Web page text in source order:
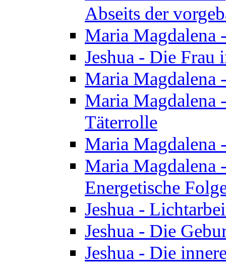
Abseits der
Maria Magdalena
Jeshua - Die Frau
Maria Magdalena
Maria Magdalena
Täterrolle
Maria Magdalena
Maria Magdalena
Energetische
Jeshua -
Jeshua - Die
Jeshua - Die